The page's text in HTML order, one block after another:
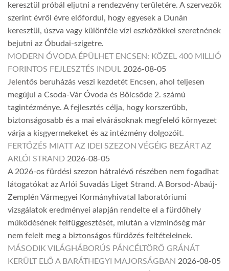
keresztül próbál eljutni a rendezvény területére. A szervezők
szerint évről évre előfordul, hogy egyesek a Dunán
keresztül, úszva vagy különféle vízi eszközökkel szeretnének
bejutni az Óbudai-szigetre.
MODERN ÓVODA ÉPÜLHET ENCSEN: KÖZEL 400 MILLIÓ
FORINTOS FEJLESZTÉS INDUL 2026-08-05
Jelentős beruházás veszi kezdetét Encsen, ahol teljesen
megújul a Csoda-Vár Óvoda és Bölcsőde 2. számú
tagintézménye. A fejlesztés célja, hogy korszerűbb,
biztonságosabb és a mai elvárásoknak megfelelő környezet
várja a kisgyermekeket és az intézmény dolgozóit.
FERTŐZÉS MIATT AZ IDEI SZEZON VÉGÉIG BEZÁRT AZ
ARLÓI STRAND 2026-08-05
A 2026-os fürdési szezon hátralévő részében nem fogadhat
látogatókat az Arlói Suvadás Liget Strand. A Borsod-Abaúj-
Zemplén Vármegyei Kormányhivatal laboratóriumi
vizsgálatok eredményei alapján rendelte el a fürdőhely
működésének felfüggesztését, miután a vízminőség már
nem felelt meg a biztonságos fürdőzés feltételeinek.
MÁSODIK VILÁGHÁBORÚS PÁNCÉLTÖRŐ GRÁNÁT
KERÜLT ELŐ A BARÁTHEGYI MAJORSÁGBAN 2026-08-05